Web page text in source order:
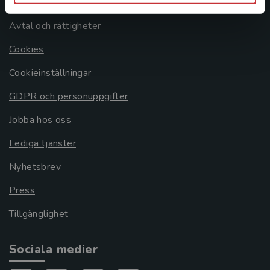
Avtal och rättigheter
Cookies
Cookieinställningar
GDPR och personuppgifter
Jobba hos oss
Lediga tjänster
Nyhetsbrev
Press
Tillgänglighet
Sociala medier